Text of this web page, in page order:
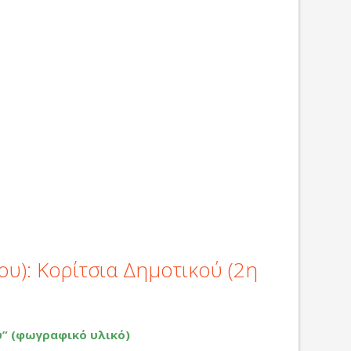
Κορίτσια Δημοτικού (2η
(φωγραφικό υλικό)